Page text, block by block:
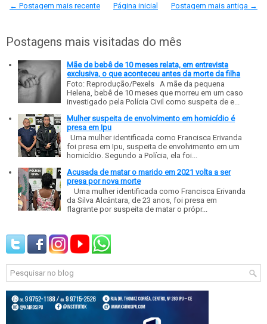
← Postagem mais recente Postagem mais antiga →
Página inicial
Postagens mais visitadas do mês
Mãe de bebê de 10 meses relata, em entrevista
exclusiva, o que aconteceu antes da morte da filha
Foto: Reprodução/Pexels A mãe da pequena
Helena, bebê de 10 meses que morreu em um caso
investigado pela Polícia Civil como suspeita de e...
Mulher suspeita de envolvimento em homicídio é
presa em Ipu
Uma mulher identificada como Francisca Erivanda
foi presa em Ipu, suspeita de envolvimento em um
homicídio. Segundo a Polícia, ela foi...
Acusada de matar o marido em 2021 volta a ser
presa por nova morte
Uma mulher identificada como Francisca Erivanda
da Silva Alcântara, de 23 anos, foi presa em
flagrante por suspeita de matar o própr...